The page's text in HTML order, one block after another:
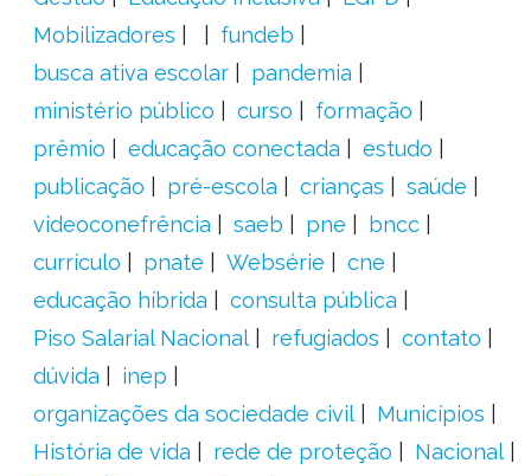
Mobilizadores
fundeb
busca ativa escolar
pandemia
ministério público
curso
formação
prêmio
educação conectada
estudo
publicação
pré-escola crianças
saúde
videoconefrência
saeb pne
bncc
currículo
pnate Websérie
cne
educação híbrida
consulta pública
Piso Salarial Nacional
refugiados
contato
dúvida
inep
organizações da sociedade civil
Municípios
História de vida
rede de proteção
Nacional